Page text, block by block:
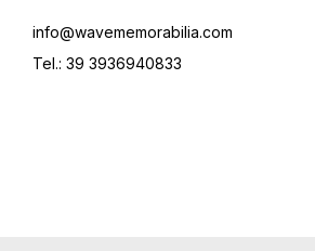
info@wavememorabilia.com
Tel.: 39 3936940833